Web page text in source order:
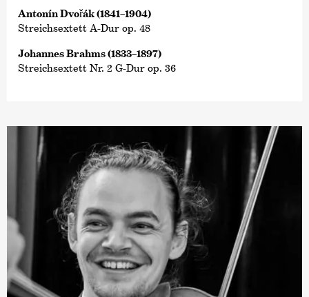
Antonín Dvořák (1841–1904)
Streichsextett A-Dur op. 48
Johannes Brahms (1833–1897)
Streichsextett Nr. 2 G-Dur op. 36